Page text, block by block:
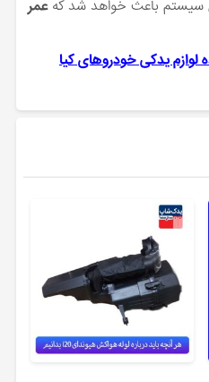
سیستم باعث خواهد شد کهعمر
لوازم یدکیخودروهایکیا